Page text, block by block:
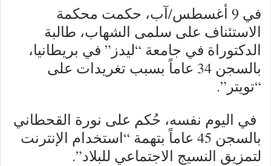
في 9 أغسطس/آب، حكمت محكمة
الاستئناف على سلمى الشهاب، طالبة
الدكتوراة في جامعة “ليدز” في بريطانيا،
بالسجن 34 عاماً بسبب تغريدات على
“تويتر”.
في اليوم نفسه، حُكم على نورة القحطاني
بالسجن 45 عاماً بتهمة “استخدام الإنترنت
لتمزيق النسيج الاجتماعي للبلاد”.